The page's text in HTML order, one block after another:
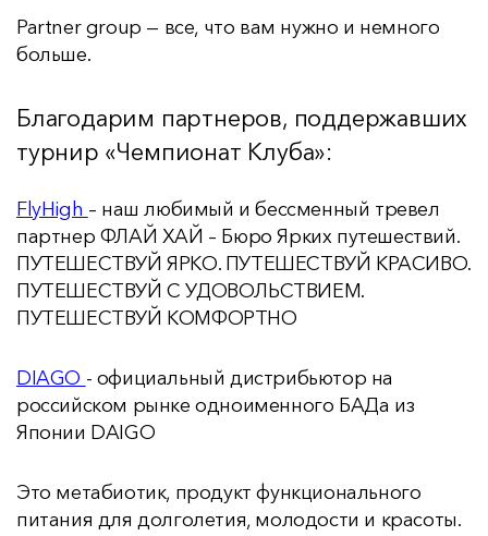
Partner group — все, что вам нужно и немного
больше.
Благодарим партнеров, поддержавших
турнир «Чемпионат Клуба»:
FlyHigh – наш любимый и бессменный тревел
партнер ФЛАЙ ХАЙ – Бюро Ярких путешествий.
ПУТЕШЕСТВУЙ ЯРКО. ПУТЕШЕСТВУЙ КРАСИВО.
ПУТЕШЕСТВУЙ С УДОВОЛЬСТВИЕМ.
ПУТЕШЕСТВУЙ КОМФОРТНО
DIAGO - официальный дистрибьютор на
российском рынке одноименного БАДа из
Японии DAIGO
Это метабиотик, продукт функционального
питания для долголетия, молодости и красоты.